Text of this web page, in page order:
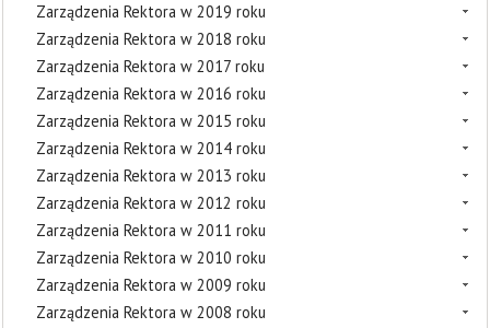
Zarządzenia Rektora w 2019 roku
Zarządzenia Rektora w 2018 roku
Zarządzenia Rektora w 2017 roku
Zarządzenia Rektora w 2016 roku
Zarządzenia Rektora w 2015 roku
Zarządzenia Rektora w 2014 roku
Zarządzenia Rektora w 2013 roku
Zarządzenia Rektora w 2012 roku
Zarządzenia Rektora w 2011 roku
Zarządzenia Rektora w 2010 roku
Zarządzenia Rektora w 2009 roku
Zarządzenia Rektora w 2008 roku